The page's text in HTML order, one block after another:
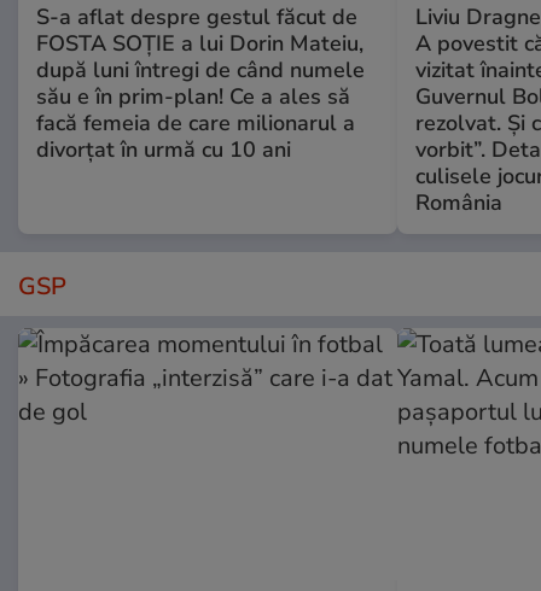
S-a aflat despre gestul făcut de
FOSTA SOȚIE a lui Dorin Mateiu,
după luni întregi de când numele
său e în prim-plan! Ce a ales să
facă femeia de care milionarul a
divorțat în urmă cu 10 ani
Liviu
A povestit
vizitat
Guvernul
rezolvat. Și
vorbit”.
culisele
România
GSP